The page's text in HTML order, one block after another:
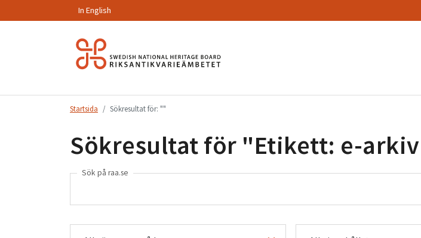
In English
Startsida Sökresultat för: ""
Sökresultat för "Etikett: e-arkiv
Sök på raa.se